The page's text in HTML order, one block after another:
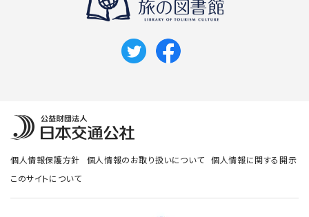
個人情報保護方針 個人情報のお取り扱いについて
個人情報に関する開示
このサイトについて